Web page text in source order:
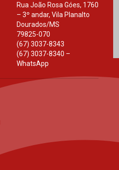
Rua João Rosa Góes, 1760
– 3º andar, Vila Planalto
Dourados/MS
79825-070
(67) 3037-8343
(67) 3037-8340 –
WhatsApp